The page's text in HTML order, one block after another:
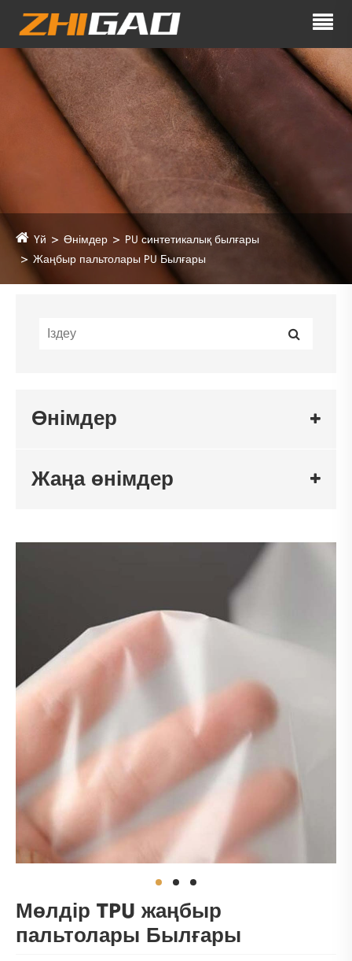
Үй Өнімдер
PU синтетикалық былғары
Жаңбыр пальтолары PU Былғары
Өнімдер
Жаңа өнімдер
Мөлдір TPU жаңбыр
пальтолары Былғары